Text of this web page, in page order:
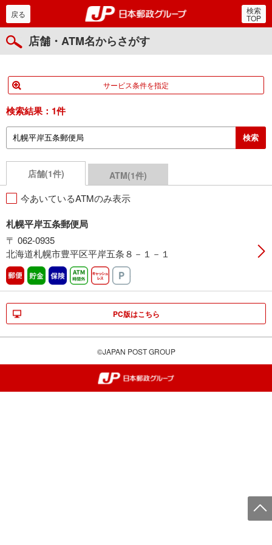
郵便局・日本郵政グルー
戻る 検索
TOP
店舗・ATM名からさがす
サービス条件を指定
検索結果： 1件
店舗(1件) ATM(1件)
今あいているATMのみ表示
札幌平岸五条郵便局
〒 062-0935
北海道札幌市豊平区平岸五条８－１－１
郵便 貯金 保険 ATM時間外キャッシュレス
PC版はこちら
©JAPAN POST GROUP